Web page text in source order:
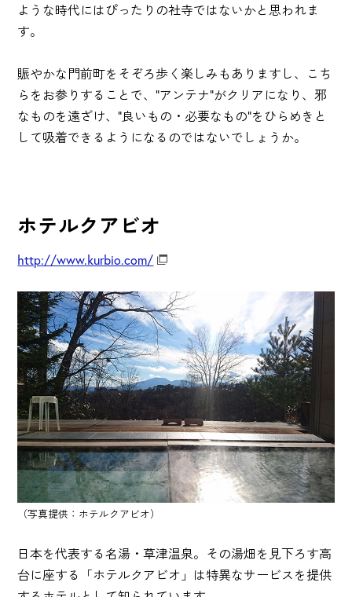
ような時代にはぴったりの社寺ではないかと思われま
す。
賑やかな門前町をそぞろ歩く楽しみもありますし、こち
らをお参りすることで、"アンテナ"がクリアになり、邪
なものを遠ざけ、"良いもの・必要なもの"をひらめきと
して吸着できるようになるのではないでしょうか。
ホテルクアビオ
http://www.kurbio.com/
（写真提供：ホテルクアビオ）
日本を代表する名湯・草津温泉。その湯畑を見下ろす高
台に座する「ホテルクアビオ」は特異なサービスを提供